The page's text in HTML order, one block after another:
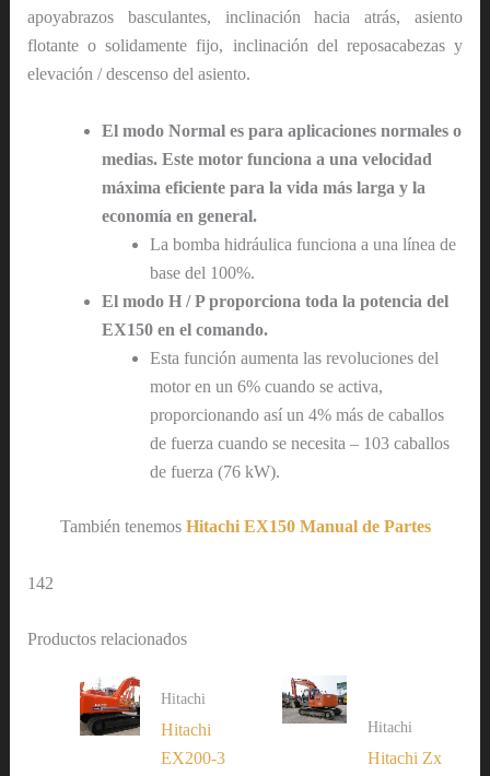
apoyabrazos basculantes, inclinación hacia atrás, asiento
flotante o solidamente fijo, inclinación del reposacabezas y
elevación / descenso del asiento.
El modo Normal es para aplicaciones normales o
medias. Este motor funciona a una velocidad
máxima eficiente para la vida más larga y la
economía en general.
La bomba hidráulica funciona a una línea de
base del 100%.
El modo H / P proporciona toda la potencia del
EX150 en el comando.
Esta función aumenta las revoluciones del
motor en un 6% cuando se activa,
proporcionando así un 4% más de caballos
de fuerza cuando se necesita – 103 caballos
de fuerza (76 kW).
También tenemosHitachi EX150 Manual de Partes
142
Productos relacionados
Hitachi
Hitachi
EX200-3
Hitachi
Hitachi Zx